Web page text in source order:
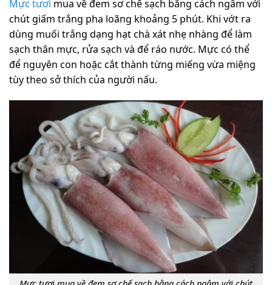
Mực tươi mua về đem sơ chế sạch bằng cách ngâm với
chút giấm trắng pha loãng khoảng 5 phút. Khi vớt ra
dùng muối trắng dạng hạt chà xát nhẹ nhàng để làm
sạch thân mực, rửa sạch và để ráo nước. Mực có thể
để nguyên con hoặc cắt thành từng miếng vừa miệng
tùy theo sở thích của người nấu.